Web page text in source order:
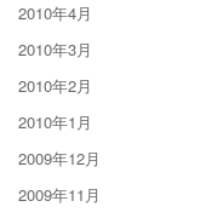
2010年4月
2010年3月
2010年2月
2010年1月
2009年12月
2009年11月